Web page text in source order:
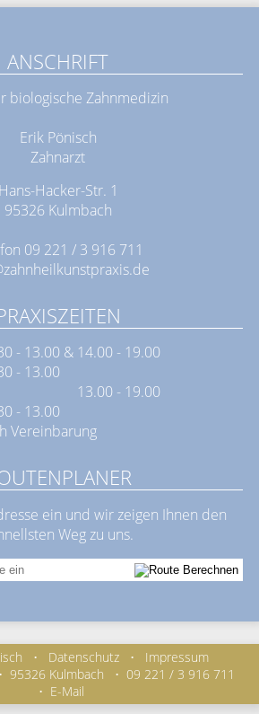
ANSCHRIFT
biologische Zahnmedizin
Erik Pönisch
Zahnarzt
Hans-Hacker-Str. 1
95326 Kulmbach
09 221 / 3 916 711
- 13.00 & 14.00 - 19.00
- 13.00
13.00 - 19.00
- 13.00
Vereinbarung
ein und wir zeigen Ihnen den
Weg zu uns.
• Datenschutz •
Impressum
• 95326 Kulmbach • 09 221 / 3 916 711
• E-Mail